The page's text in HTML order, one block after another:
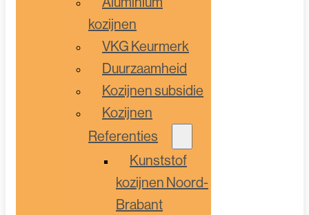
kozijnen
VKG Keurmerk
Duurzaamheid
Kozijnen subsidie
Kozijnen
Referenties
Kunststof
kozijnen Noord-
Brabant